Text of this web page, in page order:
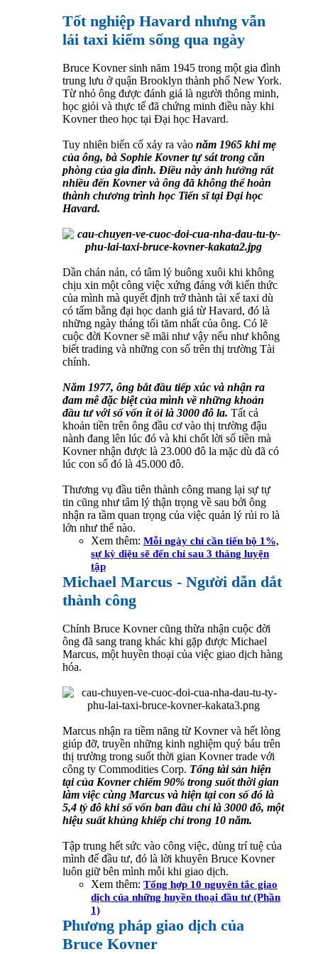
Tốt nghiệp Havard nhưng vẫn
lái taxi kiếm sống qua ngày
Bruce Kovner sinh năm 1945 trong một gia đình
trung lưu ở quận Brooklyn thành phố New York.
Từ nhỏ ông được đánh giá là người thông minh,
học giỏi và thực tế đã chứng minh điều này khi
Kovner theo học tại Đại học Havard.
Tuy nhiên biến cố xảy ra vào năm 1965 khi mẹ
của ông, bà Sophie Kovner tự sát trong căn
phòng của gia đình. Điều này ảnh hưởng rất
nhiều đến Kovner và ông đã không thể hoàn
thành chương trình học Tiến sĩ tại Đại học
Havard.
Dần chán nản, có tâm lý buông xuôi khi không
chịu xin một công việc xứng đáng với kiến thức
của mình mà quyết định trở thành tài xế taxi dù
có tấm bằng đại học danh giá từ Havard, đó là
những ngày tháng tối tăm nhất của ông. Có lẽ
cuộc đời Kovner sẽ mãi như vậy nếu như không
biết trading và những con số trên thị trường Tài
chính.
Năm 1977, ông bắt đầu tiếp xúc và nhận ra
đam mê đặc biệt của mình về những khoản
đầu tư với số vốn ít ỏi là 3000 đô la. Tất cả
khoản tiền trên ông đầu cơ vào thị trường đậu
nành đang lên lúc đó và khi chốt lời số tiền mà
Kovner nhận được là 23.000 đô la mặc dù đã có
lúc con số đó là 45.000 đô.
Thương vụ đầu tiên thành công mang lại sự tự
tin cũng như tâm lý thận trọng về sau bởi ông
nhận ra tầm quan trọng của việc quản lý rủi ro là
lớn như thế nào.
Xem thêm: Mỗi ngày chỉ cần tiến bộ 1%,
sự kỳ diệu sẽ đến chỉ sau 3 tháng luyện
tập
Michael Marcus - Người dẫn dắt
thành công
Chính Bruce Kovner cũng thừa nhận cuộc đời
ông đã sang trang khác khi gặp được Michael
Marcus, một huyền thoại của việc giao dịch hàng
hóa.
Marcus nhận ra tiềm năng từ Kovner và hết lòng
giúp đỡ, truyền những kinh nghiệm quý báu trên
thị trường trong suốt thời gian Kovner trade với
công ty Commodities Corp. Tổng tài sản hiện
tại của Kovner chiếm 90% trong suốt thời gian
làm việc cùng Marcus và hiện tại con số đó là
5,4 tỷ đô khi số vốn ban đầu chỉ là 3000 đô, một
hiệu suất khủng khiếp chỉ trong 10 năm.
Tập trung hết sức vào công việc, dùng trí tuệ của
mình để đầu tư, đó là lời khuyên Bruce Kovner
luôn giữ bên mình mỗi khi giao dịch.
Xem thêm: Tổng hợp 10 nguyên tắc giao
dịch của những huyền thoại đầu tư (Phần
1)
Phương pháp giao dịch của
Bruce Kovner